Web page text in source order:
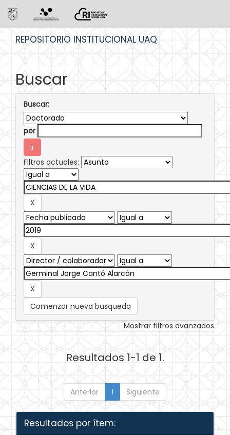
REPOSITORIO INSTITUCIONAL UAQ
Buscar
Buscar:
por
Filtros actuales:
Comenzar nueva busqueda
Mostrar filtros avanzados
Resultados 1-1 de 1.
Anterior 1 Siguiente
Resultados por ítem: